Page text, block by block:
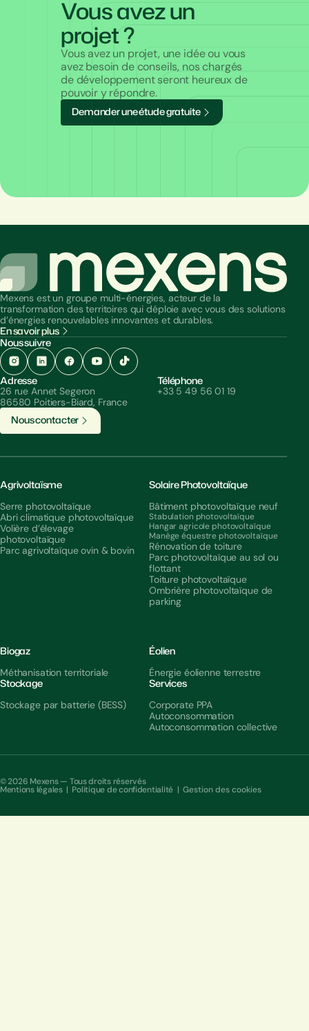
Vous avez un
projet ?
Vous avez un projet, une idée ou vous
avez besoin de conseils, nos chargés
de développement seront heureux de
pouvoir y répondre.
Demanderuneétudegratuite
Mexens est un groupe multi-énergies, acteur de la
transformation des territoires qui déploie avec vous des solutions
d’énergies renouvelables innovantes et durables.
En savoir plus
Nous suivre
Adresse
26 rue Annet Segeron
86580 Poitiers-Biard, France
Téléphone
+33 5 49 56 01 19
Nouscontacter
Agrivoltaïsme
Serre photovoltaïque
Abri climatique photovoltaïque
Volière d’élevage
photovoltaïque
Parc agrivoltaïque ovin & bovin
Solaire Photovoltaïque
Bâtiment photovoltaïque neuf
Stabulation photovoltaïque
Hangar agricole photovoltaïque
Manège équestre photovoltaïque
Rénovation de toiture
Parc photovoltaïque au sol ou
flottant
Toiture photovoltaïque
Ombrière photovoltaïque de
parking
Biogaz
Méthanisation territoriale
Éolien
Énergie éolienne terrestre
Stockage
Stockage par batterie (BESS)
Services
Corporate PPA
Autoconsommation
Autoconsommation collective
© 2026 Mexens — Tous droits réservés
Mentions légales| Politique de confidentialité | Gestion des cookies